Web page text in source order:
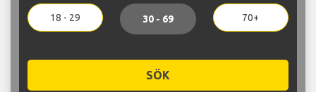
18 - 29 30 - 69 70+
SÖK